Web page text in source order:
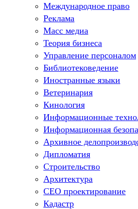
Международное право
Реклама
Масс медиа
Теория бизнеса
Управление персоналом
Библиотековедение
Иностранные языки
Ветеринария
Кинология
Информационные
Информационная
Архивное
Дипломатия
Строительство
Архитектура
СЕО проектирование
Кадастр